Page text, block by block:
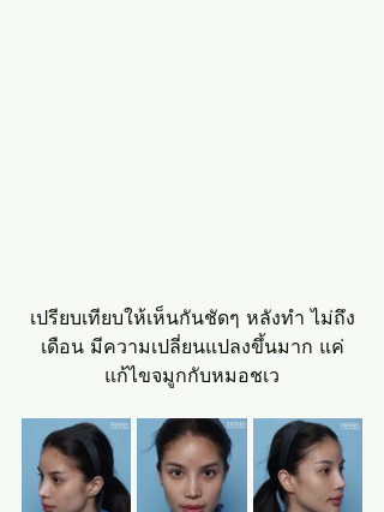
เปรียบเทียบให้เห็นกันชัดๆ หลังทำ ไม่ถึง
เดือน มีความเปลี่ยนแปลงขึ้นมาก แค่
แก้ไขจมูกกับหมอชเว